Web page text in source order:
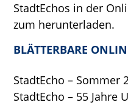
StadtEchos in der
zum herunterladen.
BLÄTTERBARE
StadtEcho – Sommer
StadtEcho – 55 Jahre